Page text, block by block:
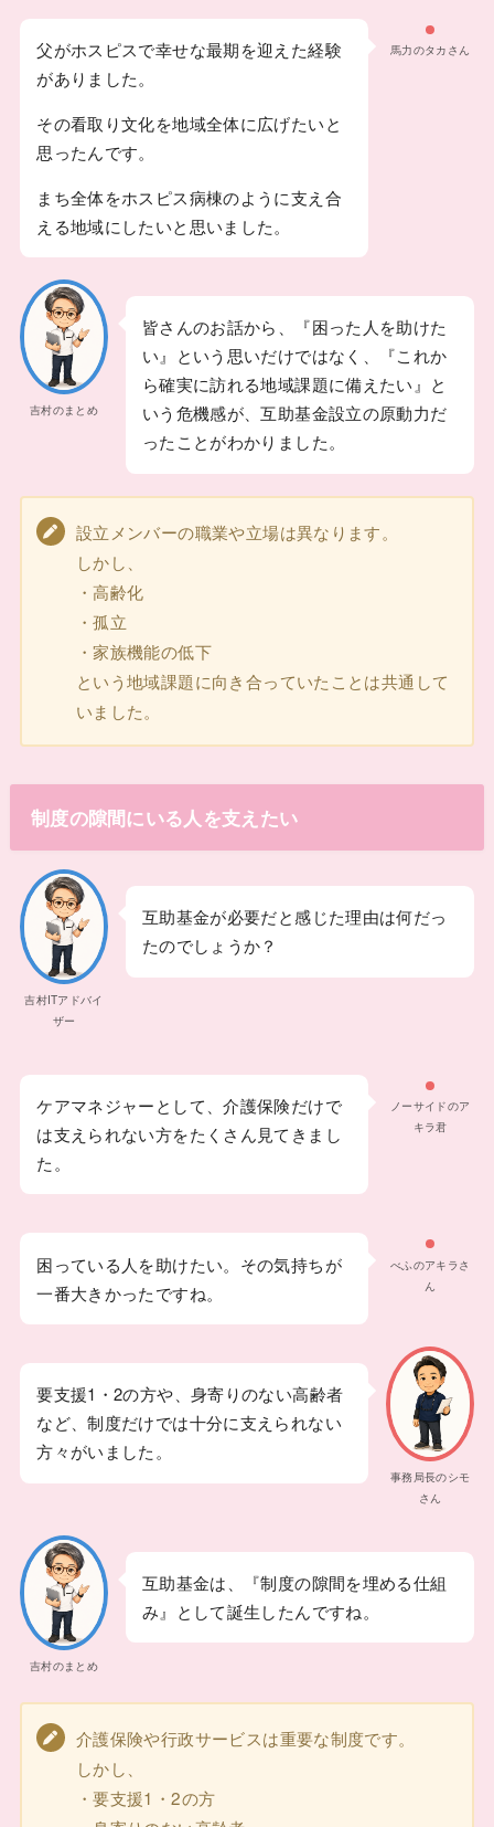
馬力のタカさん
父がホスピスで幸せな最期を迎えた経験
がありました。
その看取り文化を地域全体に広げたいと
思ったんです。
まち全体をホスピス病棟のように支え合
える地域にしたいと思いました。
吉村のまとめ
皆さんのお話から、『困った人を助けた
い』という思いだけではなく、『これか
ら確実に訪れる地域課題に備えたい』と
いう危機感が、互助基金設立の原動力だ
ったことがわかりました。
設立メンバーの職業や立場は異なります。
しかし、
・高齢化
・孤立
・家族機能の低下
という地域課題に向き合っていたことは共通して
いました。
制度の隙間にいる人を支えたい
吉村ITアドバイ
ザー
互助基金が必要だと感じた理由は何だっ
たのでしょうか？
ノーサイドのア
キラ君
ケアマネジャーとして、介護保険だけで
は支えられない方をたくさん見てきまし
た。
べふのアキラさ
ん
困っている人を助けたい。その気持ちが
一番大きかったですね。
事務局長のシモ
さん
要支援1・2の方や、身寄りのない高齢者
など、制度だけでは十分に支えられない
方々がいました。
吉村のまとめ
互助基金は、『制度の隙間を埋める仕組
み』として誕生したんですね。
介護保険や行政サービスは重要な制度です。
しかし、
・要支援1・2の方